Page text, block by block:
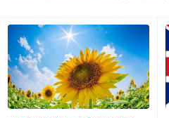
24. 匿名2014/05/07(水) 00:06:56
女医さんはモテてるの？